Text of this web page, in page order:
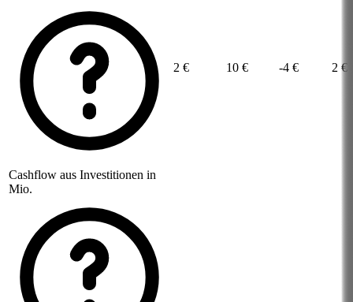
2 € 10 € -4 € 2 €
Cashflow aus Investitionen in
Mio.